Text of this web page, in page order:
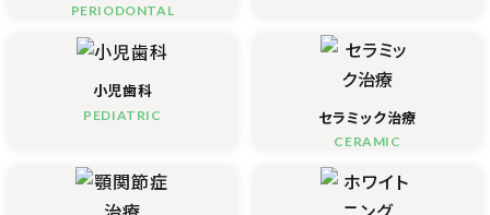
PERIODONTAL
小児歯科
PEDIATRIC セラミック治療
CERAMIC